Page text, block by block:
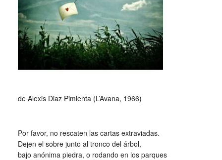
de Alexis Diaz Pimienta (L’Avana, 1966)
Por favor, no rescaten las cartas extraviadas.
Dejen el sobre junto al tronco del árbol,
bajo anónima piedra, o rodando en los parques